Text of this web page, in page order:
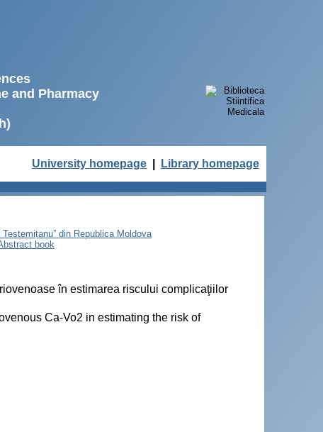
and Pharmacy
University homepage Library homepage
din Republica Moldova
book
în estimarea riscului complicaţiilor
Ca-Vo2 in estimating the risk of